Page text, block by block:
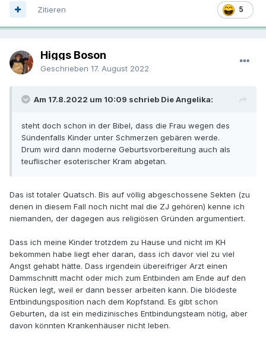
5
Zitieren
Higgs Boson
Geschrieben 17. August 2022
Am 17.8.2022 um 10:09 schrieb Die Angelika:
steht doch schon in der Bibel, dass die Frau wegen des
Sündenfalls Kinder unter Schmerzen gebären werde.
Drum wird dann moderne Geburtsvorbereitung auch als
teuflischer esoterischer Kram abgetan.
Das ist totaler Quatsch. Bis auf völlig abgeschossene Sekten (zu
denen in diesem Fall noch nicht mal die ZJ gehören) kenne ich
niemanden, der dagegen aus religiösen Gründen argumentiert.
Dass ich meine Kinder trotzdem zu Hause und nicht im KH
bekommen habe liegt eher daran, dass ich davor viel zu viel
Angst gehabt hätte. Dass irgendein übereifriger Arzt einen
Dammschnitt macht oder mich zum Entbinden am Ende auf den
Rücken legt, weil er dann besser arbeiten kann. Die blödeste
Entbindungsposition nach dem Kopfstand. Es gibt schon
Geburten, da ist ein medizinisches Entbindungsteam nötig, aber
davon könnten Krankenhäuser nicht leben.